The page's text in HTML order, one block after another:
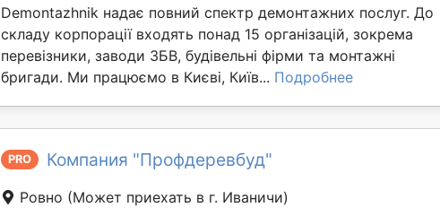
Demontazhnik надає повний спектр демонтажних послуг. До
складу корпорації входять понад 15 організацій, зокрема
перевізники, заводи ЗБВ, будівельні фірми та монтажні
бригади. Ми працюємо в Києві, Київ... Подробнее
PRO Компания "Профдеревбуд"
Ровно (Может приехать в г. Иваничи)